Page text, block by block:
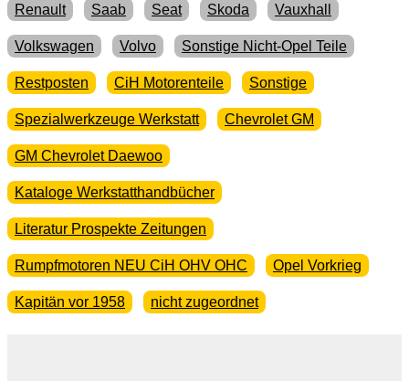
Renault Saab Seat Skoda Vauxhall
Volkswagen Volvo Sonstige Nicht-Opel Teile
Restposten CiH Motorenteile Sonstige
Spezialwerkzeuge Werkstatt Chevrolet GM
GM Chevrolet Daewoo
Kataloge Werkstatthandbücher
Literatur Prospekte Zeitungen
Rumpfmotoren NEU CiH OHV OHC Opel Vorkrieg
Kapitän vor 1958 nicht zugeordnet